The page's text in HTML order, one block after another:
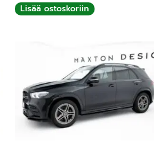
Lisää ostoskoriin